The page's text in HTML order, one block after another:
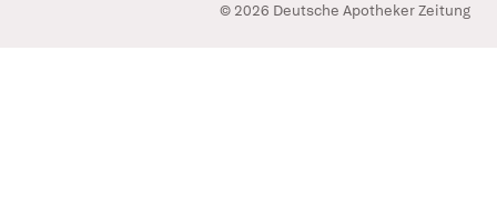
© 2026 Deutsche Apotheker Zeitung